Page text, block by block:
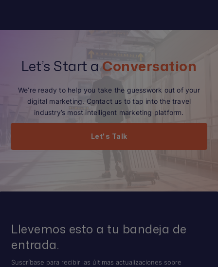
Let’s Start a Conversation
We’re ready to help you take the guesswork out of your
digital marketing. Contact us to tap into the travel
industry’s most intelligent marketing platform.
Let's Talk
Llevemos esto a tu bandeja de
entrada.
Suscríbase para recibir las últimas actualizaciones sobre